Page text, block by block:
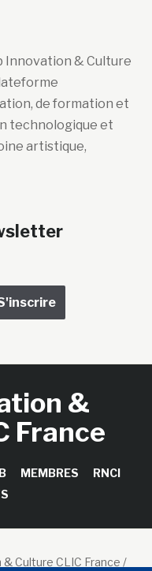
Innovation & Culture
de formation et
technologique et
artistique,
&
France
MEMBRES
RNCI
Culture CLIC France /